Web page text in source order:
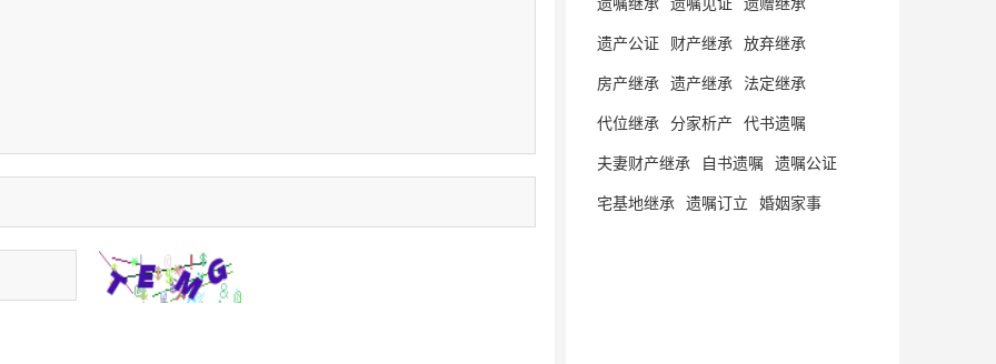
遗产公证 财产继承 放弃继承
房产继承 遗产继承 法定继承
代位继承 分家析产 代书遗嘱
夫妻财产继承 自书遗嘱 遗嘱公证
宅基地继承 遗嘱订立 婚姻家事